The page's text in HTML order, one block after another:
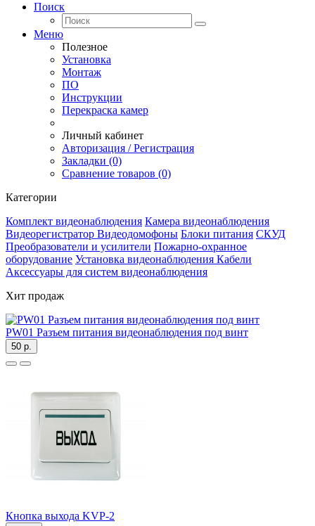
Поиск
Меню
Полезное
Установка
Монтаж
ПО
Инструкции
Перекраска камер
Личный кабинет
Авторизация / Регистрация
Закладки (0)
Сравнение товаров (0)
Категории
Комплект видеонаблюдения Камера видеонаблюдения
Видеорегистратор Видеодомофоны Блоки питания СКУД
Преобразователи и усилители Пожарно-охранное
оборудование Установка видеонаблюдения Кабели
Аксессуары для систем видеонаблюдения
Хит продаж
PW01 Разъем питания видеонаблюдения под винт
50 р.
Кнопка выхода KVP-2